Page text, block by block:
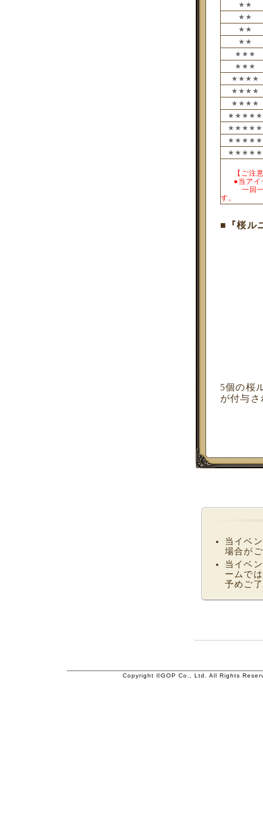
★★
★★
★★
★★
★★★
★★★
★★★★
★★★★
★★★★
★★★★★
★★★★★
★★★★★
★★★★★
【ご
●当ア
一回
す。
■『桜ル
5個の桜
が付与
当イベ
場合が
当イベ
ームで
予めご
Copyright ©GOP Co., Ltd. All Rights